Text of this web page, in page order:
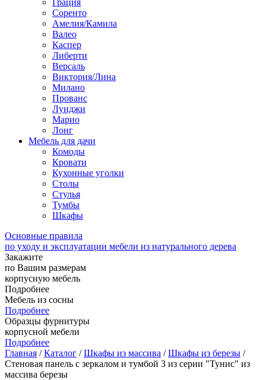
Грация
Соренто
Амелия/Камила
Валео
Каспер
Либерти
Версаль
Виктория/Лина
Милано
Прованс
Луиджи
Марио
Лонг
Мебель для дачи
Комоды
Кровати
Кухонные уголки
Столы
Стулья
Тумбы
Шкафы
Основные правила
по уходу и эксплуатации мебели из натурального дерева
Закажите
по Вашим размерам
корпусную мебель
Подробнее
Мебель из сосны
Подробнее
Образцы фурнитуры
корпусной мебели
Подробнее
Главная /Каталог /Шкафы из массива /Шкафы из березы /
Стеновая панель с зеркалом и тумбой 3 из серии "Тунис" из
массива березы